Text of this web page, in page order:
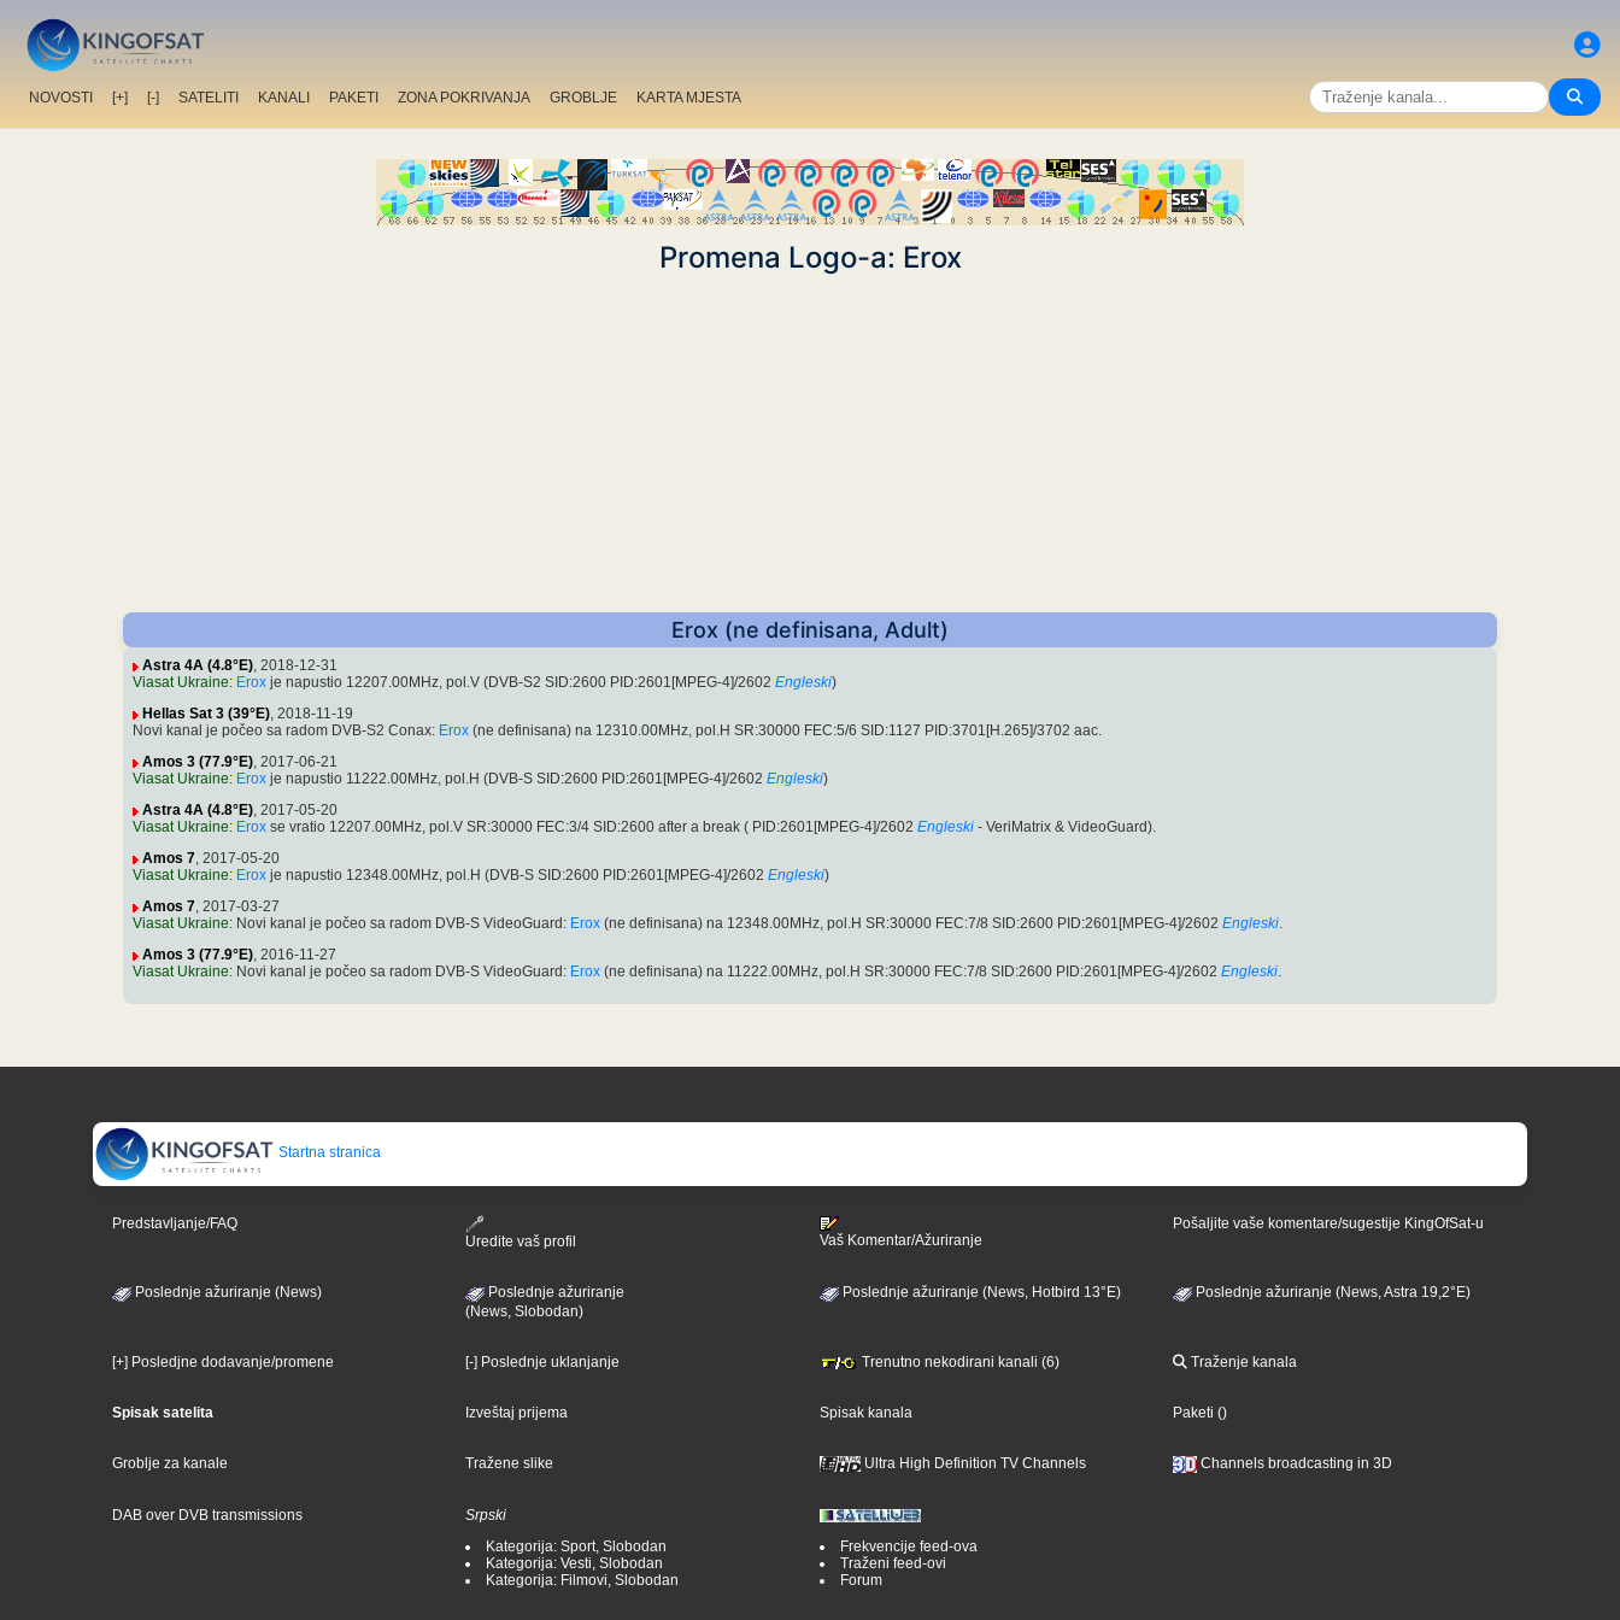
NOVOSTI [+] [-] SATELITI KANALI PAKETI ZONA POKRIVANJA GROBLJE KARTA MJESTA
Promena Logo-a: Erox
Erox (ne definisana, Adult)
Astra 4A (4.8°E), 2018-12-31
Viasat Ukraine: Erox je napustio 12207.00MHz, pol.V (DVB-S2 SID:2600 PID:2601[MPEG-4]/2602 Engleski)
Hellas Sat 3 (39°E), 2018-11-19
Novi kanal je počeo sa radom DVB-S2 Conax: Erox (ne definisana) na 12310.00MHz, pol.H SR:30000 FEC:5/6 SID:1127 PID:3701[H.265]/3702 aac.
Amos 3 (77.9°E), 2017-06-21
Viasat Ukraine: Erox je napustio 11222.00MHz, pol.H (DVB-S SID:2600 PID:2601[MPEG-4]/2602 Engleski)
Astra 4A (4.8°E), 2017-05-20
Viasat Ukraine: Erox se vratio 12207.00MHz, pol.V SR:30000 FEC:3/4 SID:2600 after a break ( PID:2601[MPEG-4]/2602 Engleski - VeriMatrix & VideoGuard).
Amos 7, 2017-05-20
Viasat Ukraine: Erox je napustio 12348.00MHz, pol.H (DVB-S SID:2600 PID:2601[MPEG-4]/2602 Engleski)
Amos 7, 2017-03-27
Viasat Ukraine: Novi kanal je počeo sa radom DVB-S VideoGuard: Erox (ne definisana) na 12348.00MHz, pol.H SR:30000 FEC:7/8 SID:2600 PID:2601[MPEG-4]/2602 Engleski.
Amos 3 (77.9°E), 2016-11-27
Viasat Ukraine: Novi kanal je počeo sa radom DVB-S VideoGuard: Erox (ne definisana) na 11222.00MHz, pol.H SR:30000 FEC:7/8 SID:2600 PID:2601[MPEG-4]/2602 Engleski.
Startna stranica
Predstavljanje/FAQ
Uredite vaš profil
Vaš Komentar/Ažuriranje
Pošaljite vaše komentare/sugestije KingOfSat-u
Poslednje ažuriranje (News)
Poslednje ažuriranje
(News, Slobodan)
Poslednje ažuriranje (News, Hotbird 13°E) Poslednje ažuriranje (News, Astra 19,2°E)
[+] Posledjne dodavanje/promene [-] Poslednje uklanjanje Trenutno nekodirani kanali (6) Traženje kanala
Spisak satelita Izveštaj prijema Spisak kanala Paketi ()
Groblje za kanale Tražene slike Ultra High Definition TV Channels Channels broadcasting in 3D
DAB over DVB transmissions
Srpski
Kategorija: Sport, Slobodan
Kategorija: Vesti, Slobodan
Kategorija: Filmovi, Slobodan
Frekvencije feed-ova
Traženi feed-ovi
Forum